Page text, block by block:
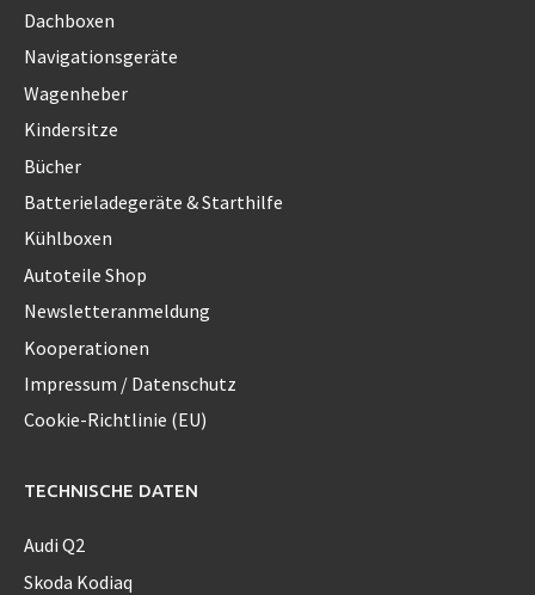
Dachboxen
Navigationsgeräte
Wagenheber
Kindersitze
Bücher
Batterieladegeräte & Starthilfe
Kühlboxen
Autoteile Shop
Newsletteranmeldung
Kooperationen
Impressum / Datenschutz
Cookie-Richtlinie (EU)
TECHNISCHE DATEN
Audi Q2
Skoda Kodiaq